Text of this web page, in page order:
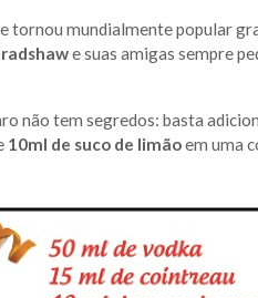
tornou mundialmente popular
e suas amigas sempre
não tem segredos: basta
10ml de suco de limãoem uma